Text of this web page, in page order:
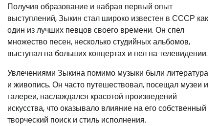
Получив образование и набрав первый опыт
выступлений, Зыкин стал широко известен в СССР как
один из лучших певцов своего времени. Он спел
множество песен, несколько студийных альбомов,
выступал на больших концертах и пел на телевидении.
Увлечениями Зыкина помимо музыки были литература
и живопись. Он часто путешествовал, посещал музеи и
галереи, наслаждался красотой произведений
искусства, что оказывало влияние на его собственный
творческий поиск и стиль исполнения.